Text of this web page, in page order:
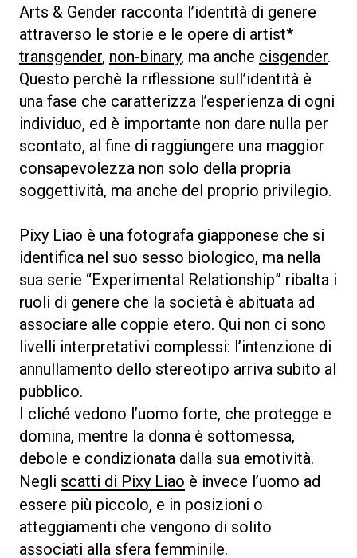
Arts & Gender racconta l’identità di genere
attraverso le storie e le opere di artist*
transgender, non-binary, ma anche cisgender.
Questo perchè la riflessione sull’identità è
una fase che caratterizza l’esperienza di ogni
individuo, ed è importante non dare nulla per
scontato, al fine di raggiungere una maggior
consapevolezza non solo della propria
soggettività, ma anche del proprio privilegio.
Pixy Liao è una fotografa giapponese che si
identifica nel suo sesso biologico, ma nella
sua serie “Experimental Relationship” ribalta i
ruoli di genere che la società è abituata ad
associare alle coppie etero. Qui non ci sono
livelli interpretativi complessi: l’intenzione di
annullamento dello stereotipo arriva subito al
pubblico.
I cliché vedono l’uomo forte, che protegge e
domina, mentre la donna è sottomessa,
debole e condizionata dalla sua emotività.
Negli scatti di Pixy Liao è invece l’uomo ad
essere più piccolo, e in posizioni o
atteggiamenti che vengono di solito
associati alla sfera femminile.